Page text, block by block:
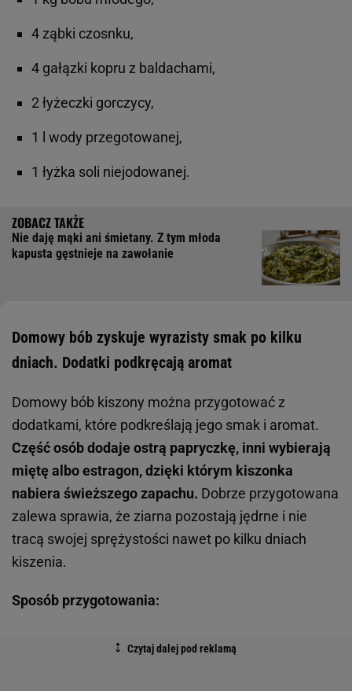
4 ząbki czosnku,
4 gałązki kopru z baldachami,
2 łyżeczki gorczycy,
1 l wody przegotowanej,
1 łyżka soli niejodowanej.
Nie daję mąki ani śmietany. Z tym młoda
kapusta gęstnieje na zawołanie
Domowy bób zyskuje wyrazisty smak po kilku
dniach. Dodatki podkręcają aromat
Domowy bób kiszony można przygotować z
dodatkami, które podkreślają jego smak i aromat.
Część osób dodaje ostrą papryczkę, inni wybierają
miętę albo estragon, dzięki którym kiszonka
nabiera świeższego zapachu. Dobrze przygotowana
zalewa sprawia, że ziarna pozostają jędrne i nie
tracą swojej sprężystości nawet po kilku dniach
kiszenia.
Sposób przygotowania: